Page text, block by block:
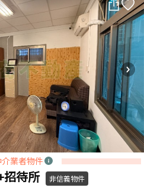
業者物件
招待所 非信義物件